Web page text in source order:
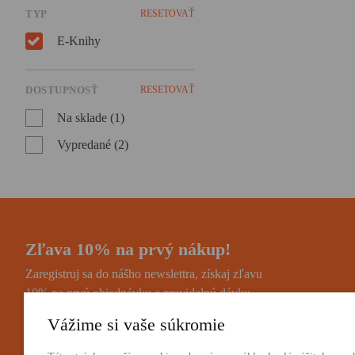
TYP RESETOVAŤ
E-Knihy
DOSTUPNOSŤ RESETOVAŤ
Na sklade (1)
Vypredané (2)
Zľava 10% na prvý nákup!
Zaregistruj sa do nášho newslettra, získaj zľavu
10% na prvú objednávku a pravidelnú dávku
Vážime si vaše súkromie